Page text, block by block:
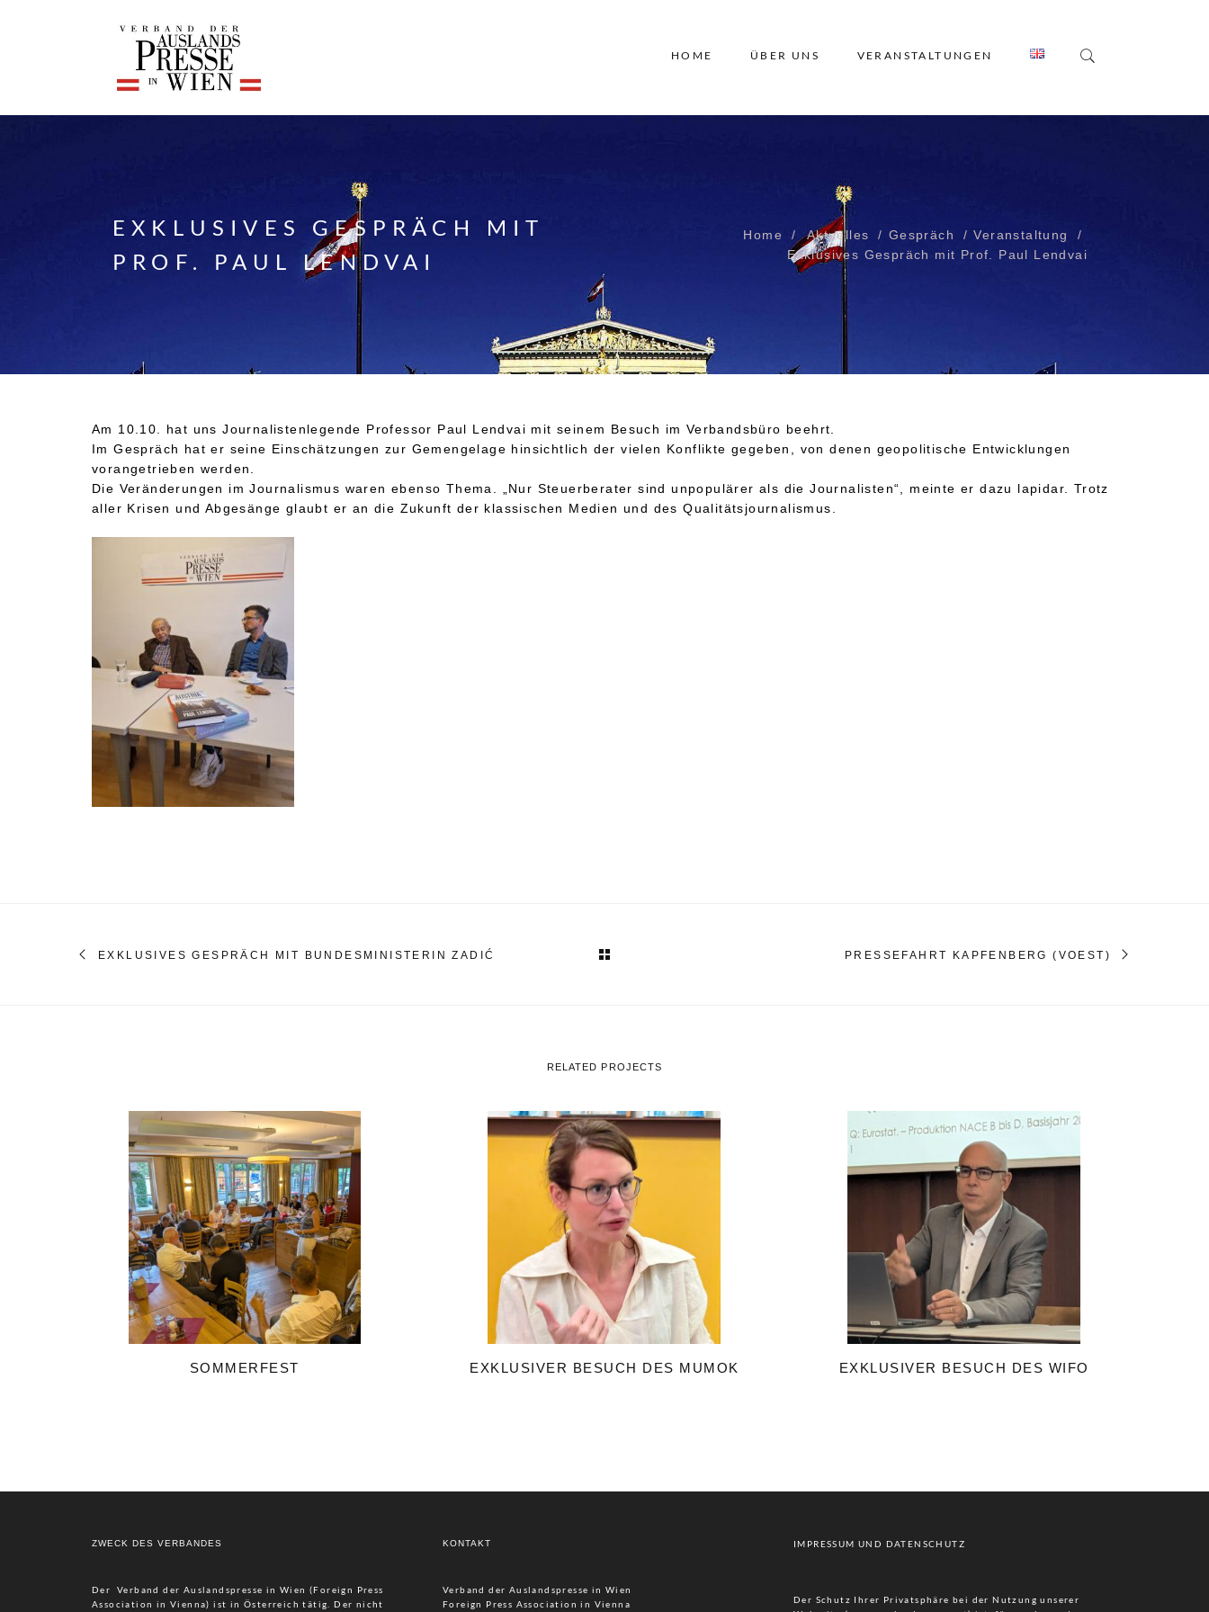
HOME ÜBER UNS VERANSTALTUNGEN
EXKLUSIVES GESPRÄCH MIT
PROF. PAUL LENDVAI
Home Aktuelles Gespräch
Veranstaltung
Exklusives Gespräch mit Prof. Paul Lendvai
Am 10.10. hat uns Journalistenlegende Professor Paul Lendvai mit seinem Besuch im Verbandsbüro beehrt.
Im Gespräch hat er seine Einschätzungen zur Gemengelage hinsichtlich der vielen Konflikte gegeben, von denen geopolitische Entwicklungen
vorangetrieben werden.
Die Veränderungen im Journalismus waren ebenso Thema. „Nur Steuerberater sind unpopulärer als die Journalisten“, meinte er dazu lapidar. Trotz
aller Krisen und Abgesänge glaubt er an die Zukunft der klassischen Medien und des Qualitätsjournalismus.
EXKLUSIVES GESPRÄCH MIT BUNDESMINISTERIN ZADIĆ PRESSEFAHRT KAPFENBERG (VOEST)
RELATED PROJECTS
SOMMERFEST EXKLUSIVER BESUCH DES MUMOK EXKLUSIVER BESUCH DES WIFO
ZWECK DES VERBANDES
Der Verband der Auslandspresse in Wien (Foreign Press
Association in Vienna) ist in Österreich tätig. Der nicht
KONTAKT
Verband der Auslandspresse in Wien
Foreign Press Association in Vienna
IMPRESSUM UND DATENSCHUTZ
Der Schutz Ihrer Privatsphäre bei der Nutzung unserer